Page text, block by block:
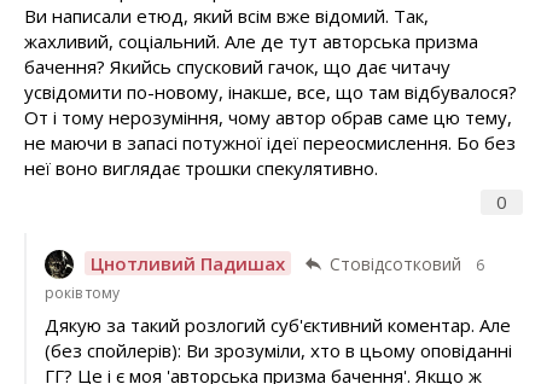
0
Ви написали етюд, який всім вже відомий. Так,
жахливий, соціальний. Але де тут авторська призма
бачення? Якийсь спусковий гачок, що дає читачу
усвідомити по-новому, інакше, все, що там відбувалося?
От і тому нерозуміння, чому автор обрав саме цю тему,
не маючи в запасі потужної ідеї переосмислення. Бо без
неї воно виглядає трошки спекулятивно.
Цнотливий Падишах Стовідсотковий
6
років тому
Дякую за такий розлогий суб'єктивний коментар. Але
(без спойлерів): Ви зрозуміли, хто в цьому оповіданні
ГГ? Це і є моя 'авторська призма бачення'. Якщо ж